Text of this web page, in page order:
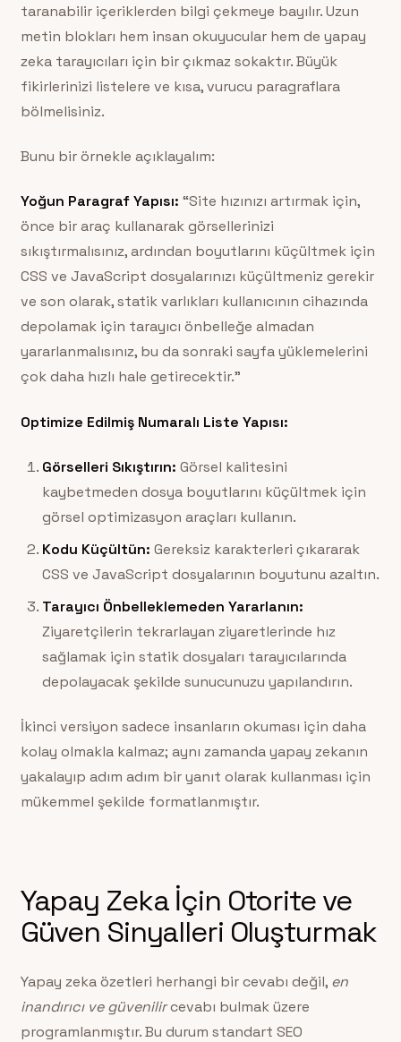
taranabilir içeriklerden bilgi çekmeye bayılır. Uzun
metin blokları hem insan okuyucular hem de yapay
zeka tarayıcıları için bir çıkmaz sokaktır. Büyük
fikirlerinizi listelere ve kısa, vurucu paragraflara
bölmelisiniz.
Bunu bir örnekle açıklayalım:
Yoğun Paragraf Yapısı: “Site hızınızı artırmak için,
önce bir araç kullanarak görsellerinizi
sıkıştırmalısınız, ardından boyutlarını küçültmek için
CSS ve JavaScript dosyalarınızı küçültmeniz gerekir
ve son olarak, statik varlıkları kullanıcının cihazında
depolamak için tarayıcı önbelleğe almadan
yararlanmalısınız, bu da sonraki sayfa yüklemelerini
çok daha hızlı hale getirecektir.”
Optimize Edilmiş Numaralı Liste Yapısı:
Görselleri Sıkıştırın: Görsel kalitesini
kaybetmeden dosya boyutlarını küçültmek için
görsel optimizasyon araçları kullanın.
Kodu Küçültün: Gereksiz karakterleri çıkararak
CSS ve JavaScript dosyalarının boyutunu azaltın.
Tarayıcı Önbelleklemeden Yararlanın:
Ziyaretçilerin tekrarlayan ziyaretlerinde hız
sağlamak için statik dosyaları tarayıcılarında
depolayacak şekilde sunucunuzu yapılandırın.
İkinci versiyon sadece insanların okuması için daha
kolay olmakla kalmaz; aynı zamanda yapay zekanın
yakalayıp adım adım bir yanıt olarak kullanması için
mükemmel şekilde formatlanmıştır.
Yapay Zeka İçin Otorite ve
Güven Sinyalleri Oluşturmak
Yapay zeka özetleri herhangi bir cevabı değil, en
inandırıcı ve güvenilircevabı bulmak üzere
programlanmıştır. Bu durum standart SEO